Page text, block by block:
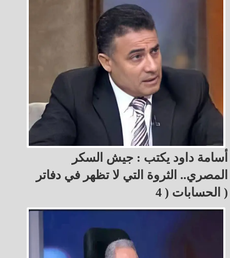
أسامة داود يكتب : جيش السكر
المصري.. الثروة التي لا تظهر في دفاتر
الحسابات ( 4 )